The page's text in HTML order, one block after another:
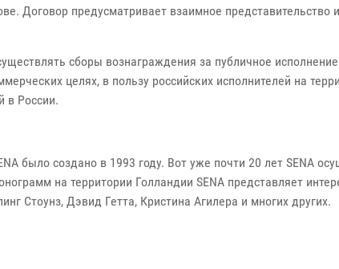
Договор предусматривает взаимное представительство
сборы вознаграждения за публичное
целях, в пользу российских исполнителей на
в России.
было создано в 1993 году. Вот уже почти 20 лет SENA
на территории Голландии SENA представляет
Стоунз, Дэвид Гетта, Кристина Агилера и многих других.